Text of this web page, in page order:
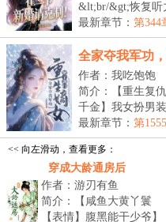
&lt;br/&gt;恢复听
渣...
最新章节： 第344
全家夺我军功
作者：我吃饱饱
简介：【重生复
千金】我女扮男
平...
最新章节： 第
<< 向左滑动，查看更多：
穿成大龄通房后
作者：游刃有鱼
简介：【咸鱼大黄丫鬟
【表情】腹黑能干少爷】